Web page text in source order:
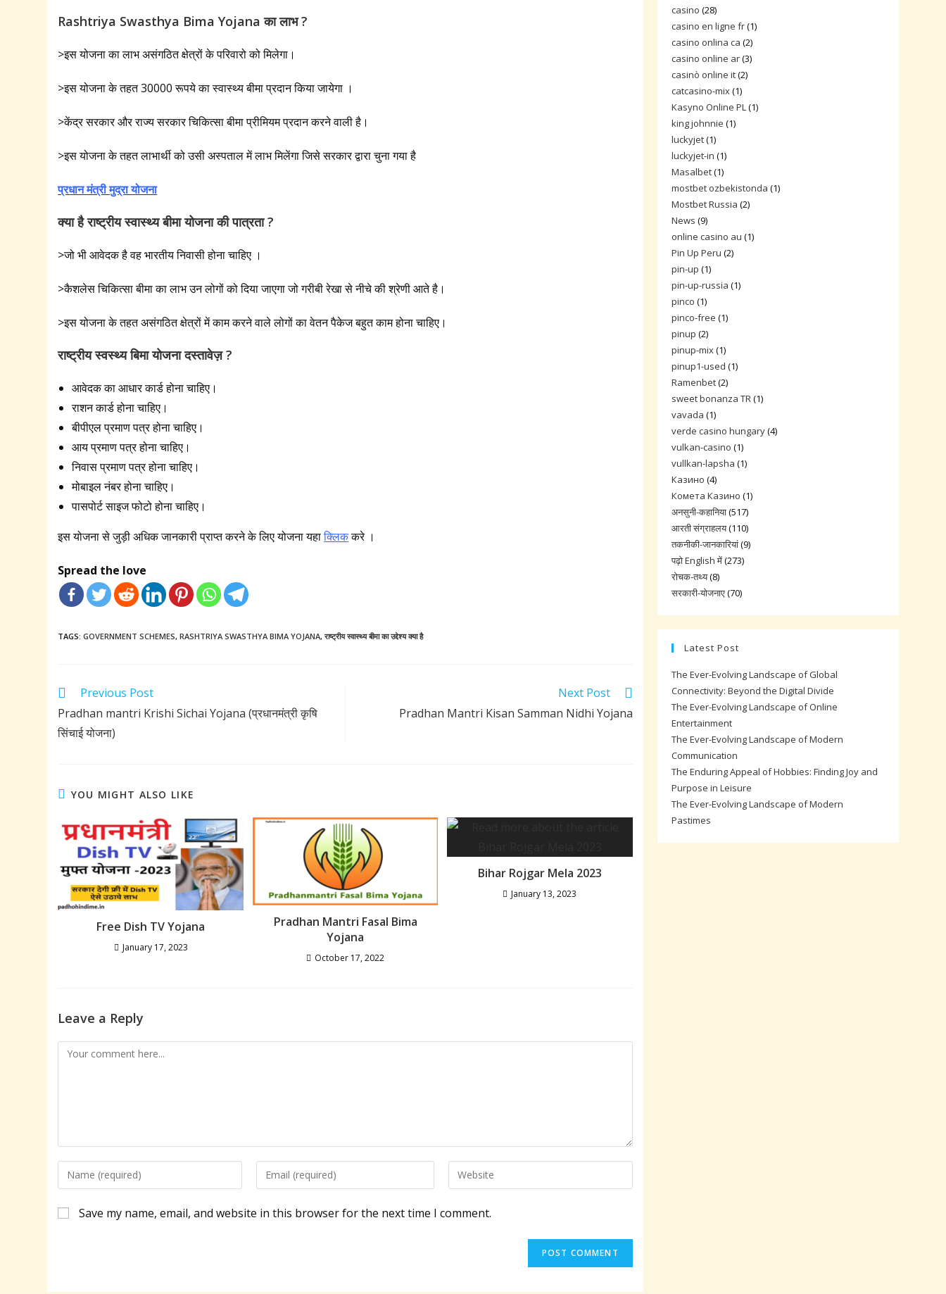
Rashtriya Swasthya Bima Yojana का लाभ ?
>इस योजना का लाभ असंगठित क्षेत्रों के परिवारो को मिलेगा।
>इस योजना के तहत 30000 रूपये का स्वास्थ्य बीमा प्रदान किया जायेगा ।
>केंद्र सरकार और राज्य सरकार चिकित्सा बीमा प्रीमियम प्रदान करने वाली है।
>इस योजना के तहत लाभार्थी को उसी अस्पताल में लाभ मिलेंगा जिसे सरकार द्वारा चुना गया है
प्रधान मंत्री मुद्रा योजना
क्या है राष्ट्रीय स्वास्थ्य बीमा योजना की पात्रता ?
>जो भी आवेदक है वह भारतीय निवासी होना चाहिए ।
>कैशलेस चिकित्सा बीमा का लाभ उन लोगों को दिया जाएगा जो गरीबी रेखा से नीचे की श्रेणी आते है।
>इस योजना के तहत असंगठित क्षेत्रों में काम करने वाले लोगों का वेतन पैकेज बहुत काम होना चाहिए।
राष्ट्रीय स्वस्थ्य बिमा योजना दस्तावेज़ ?
आवेदक का आधार कार्ड होना चाहिए।
राशन कार्ड होना चाहिए।
बीपीएल प्रमाण पत्र होना चाहिए।
आय प्रमाण पत्र होना चाहिए।
निवास प्रमाण पत्र होना चाहिए।
मोबाइल नंबर होना चाहिए।
पासपोर्ट साइज फोटो होना चाहिए।
इस योजना से जुड़ी अधिक जानकारी प्राप्त करने के लिए योजना यहाक्लिककरे ।
Spread the love
TAGS:GOVERNMENT SCHEMES, RASHTRIYA SWASTHYA BIMA YOJANA, राष्ट्रीय स्वास्थ्य बीमा का उद्देश्य क्या है
Read
articles
Previous Post
Pradhan mantri Krishi Sichai Yojana (प्रधानमंत्री कृषि
सिंचाई योजना)
Next Post
Pradhan Mantri Kisan Samman Nidhi Yojana
YOU MIGHT ALSO LIKE
Free Dish TV Yojana
January 17, 2023
Pradhan Mantri Fasal Bima
Yojana
October 17, 2022
Bihar Rojgar Mela 2023
January 13, 2023
Leave a Reply
Comment
Enter
your
or
Enter
your
address
Enter
your
URL
Save my name, email, and website in this browser for the next time I comment.
casino (28)
casino en ligne fr(1)
casino onlina ca (2)
casino online ar(3)
casinò online it(2)
catcasino-mix(1)
Kasyno Online PL(1)
king johnnie (1)
luckyjet(1)
luckyjet-in (1)
Masalbet(1)
mostbet ozbekistonda (1)
Mostbet Russia (2)
News (9)
online casino au (1)
Pin Up Peru (2)
pin-up (1)
pin-up-russia (1)
pinco (1)
pinco-free (1)
pinup (2)
pinup-mix(1)
pinup1-used (1)
Ramenbet(2)
sweet bonanza TR(1)
vavada (1)
verde casino hungary(4)
vulkan-casino (1)
vullkan-lapsha (1)
Казино (4)
Комета Казино (1)
अनसुनी-कहानिया(517)
आरती संग्राहलय(110)
तकनीकी-जानकारियां(9)
पढ़ो English में(273)
रोचक-तथ्य(8)
सरकारी-योजनाए(70)
Latest Post
The Ever-Evolving Landscape of Global
Connectivity: Beyond the Digital Divide
The Ever-Evolving Landscape of Online
Entertainment
The Ever-Evolving Landscape of Modern
Communication
The Enduring Appeal of Hobbies: Finding Joy and
Purpose in Leisure
The Ever-Evolving Landscape of Modern
Pastimes